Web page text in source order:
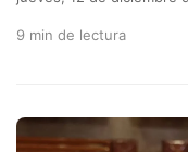
9 min de lectura